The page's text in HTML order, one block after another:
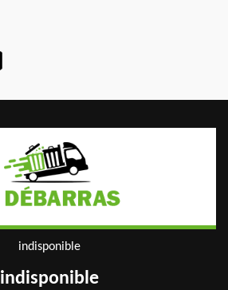
indisponible
indisponible